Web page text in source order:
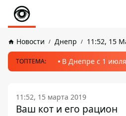
Новости Днепр 11:52, 15
ТОПТЕМА: В Днепре с 1
11:52, 15 марта 2019
Ваш кот и его рацион